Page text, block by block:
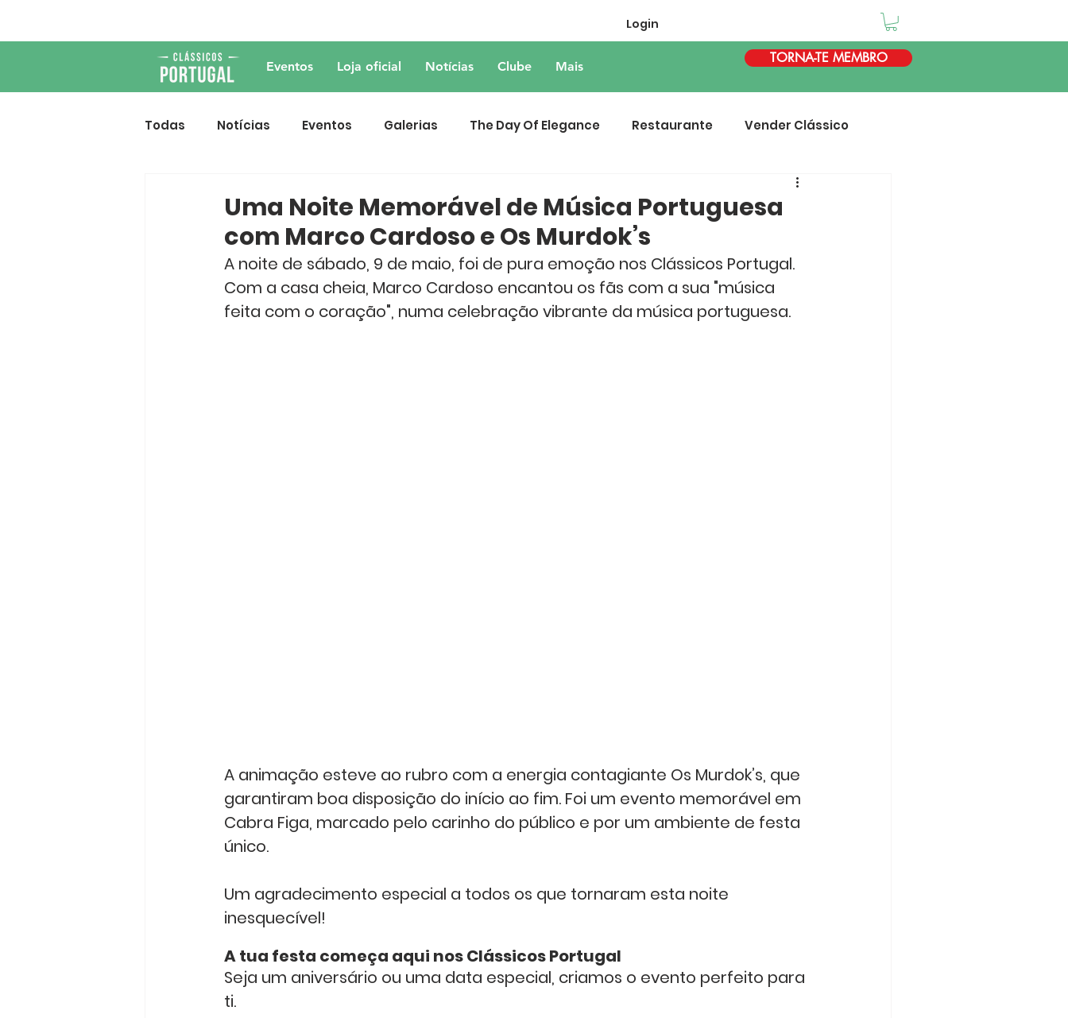
Login
Eventos Loja oficial Notícias Clube Mais
TORNA-TE MEMBRO
Todas Notícias Eventos Galerias The Day Of Elegance Restaurante Vender Clássico
Uma Noite Memorável de Música Portuguesa
com Marco Cardoso e Os Murdok’s
A noite de sábado, 9 de maio, foi de pura emoção nos Clássicos Portugal.
Com a casa cheia, Marco Cardoso encantou os fãs com a sua "música
feita com o coração", numa celebração vibrante da música portuguesa.
A animação esteve ao rubro com a energia contagiante Os Murdok’s, que
garantiram boa disposição do início ao fim. Foi um evento memorável em
Cabra Figa, marcado pelo carinho do público e por um ambiente de festa
único.
Um agradecimento especial a todos os que tornaram esta noite
inesquecível!
A tua festa começa aqui nos Clássicos Portugal
Seja um aniversário ou uma data especial, criamos o evento perfeito para
ti.